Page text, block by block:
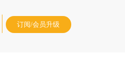
订阅/会员升级